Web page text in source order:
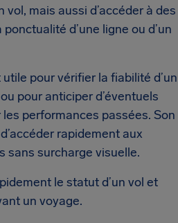
vol, mais aussi d’accéder à des
d’une ligne ou d’un
pour vérifier la fiabilité d’un
pour anticiper d’éventuels
performances passées. Son
rapidement aux
sans surcharge visuelle.
le statut d’un vol et
un voyage.